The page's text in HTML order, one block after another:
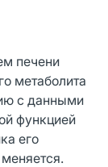
печени
метаболита
с данными
функцией
его